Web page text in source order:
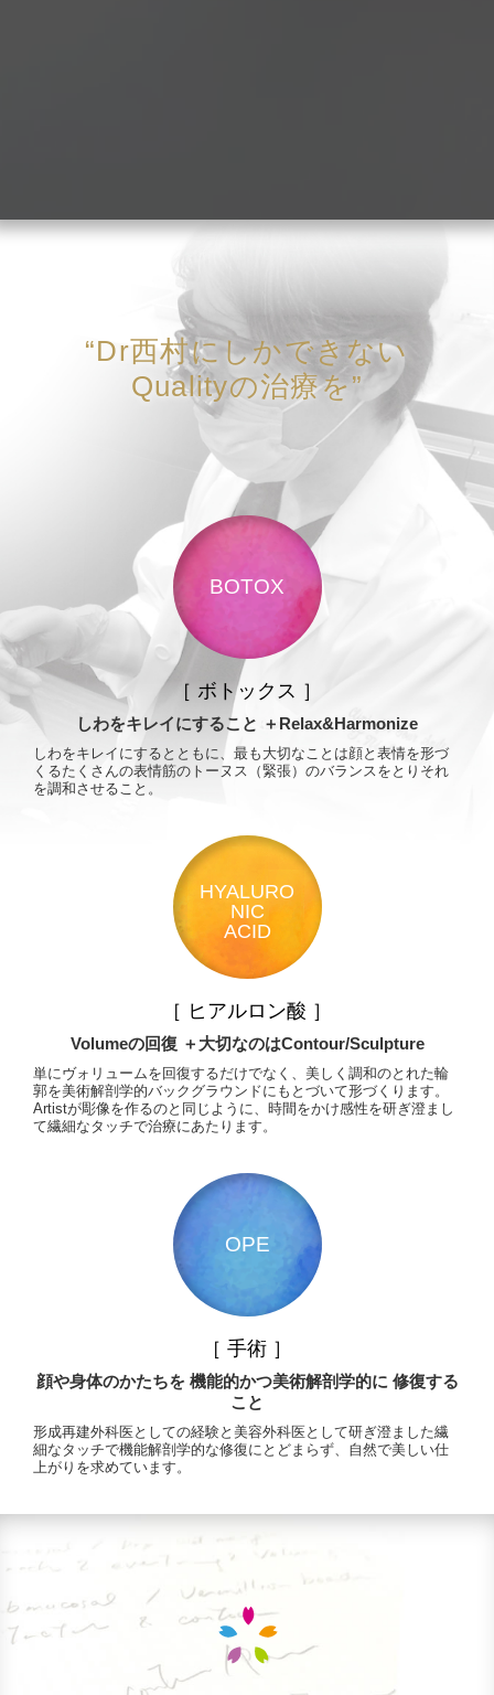
“Dr西村にしかできない
Qualityの治療を”
BOTOX
［ ボトックス ］
しわをキレイにすること ＋Relax&Harmonize
しわをキレイにするとともに、最も大切なことは顔と表情を形づ
くるたくさんの表情筋のトーヌス（緊張）のバランスをとりそれ
を調和させること。
HYALURO
NIC
ACID
［ ヒアルロン酸 ］
Volumeの回復 ＋大切なのはContour/Sculpture
単にヴォリュームを回復するだけでなく、美しく調和のとれた輪
郭を美術解剖学的バックグラウンドにもとづいて形づくります。
Artistが彫像を作るのと同じように、時間をかけ感性を研ぎ澄まし
て繊細なタッチで治療にあたります。
OPE
［ 手術 ］
顔や身体のかたちを 機能的かつ美術解剖学的に 修復する
こと
形成再建外科医としての経験と美容外科医として研ぎ澄ました繊
細なタッチで機能解剖学的な修復にとどまらず、自然で美しい仕
上がりを求めています。